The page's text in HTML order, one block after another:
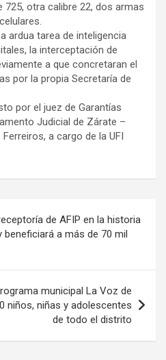
725, otra calibre 22, dos armas
ardua tarea de inteligencia
la interceptación de
a que concretaran el
por la propia Secretaría de
por el juez de Garantías
Judicial de Zárate –
a cargo de la UFI
de AFIP en la historia
beneficiará a más de 70 mil
municipal La Voz de
niños, niñas y adolescentes
de todo el distrito